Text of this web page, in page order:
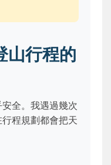
山行程的
全。我遇過幾次
程規劃都會把天